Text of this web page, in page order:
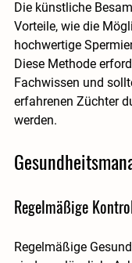
Die künstliche
Vorteile, wie die
hochwertige
Diese Methode
Fachwissen und
erfahrenen Züchter
werden.
Regelmäßige
Regelmäßige